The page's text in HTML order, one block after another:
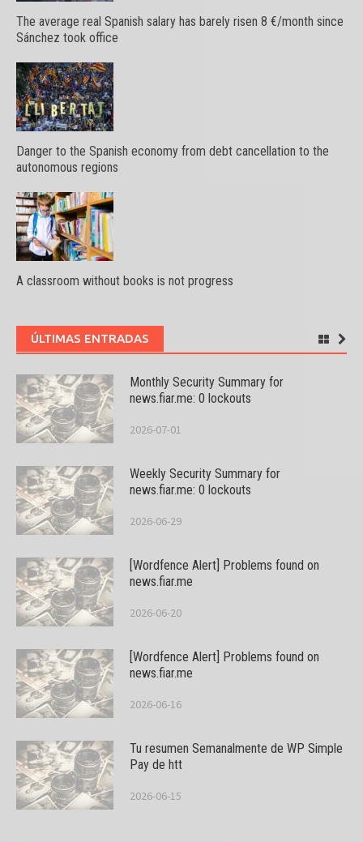
The average real Spanish salary has barely risen 8 €/month since
Sánchez took office
Danger to the Spanish economy from debt cancellation to the
autonomous regions
A classroom without books is not progress
ÚLTIMAS ENTRADAS
Monthly Security Summary for
news.fiar.me: 0 lockouts
2026-07-01
Weekly Security Summary for
news.fiar.me: 0 lockouts
2026-06-29
[Wordfence Alert] Problems found on
news.fiar.me
2026-06-20
[Wordfence Alert] Problems found on
news.fiar.me
2026-06-16
Tu resumen Semanalmente de WP Simple
Pay de htt
2026-06-15